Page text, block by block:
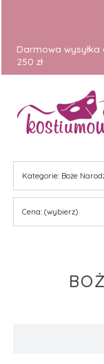
Darmowa wysyłka
250 zł
Kategorie: Boże
Cena: (wybierz)